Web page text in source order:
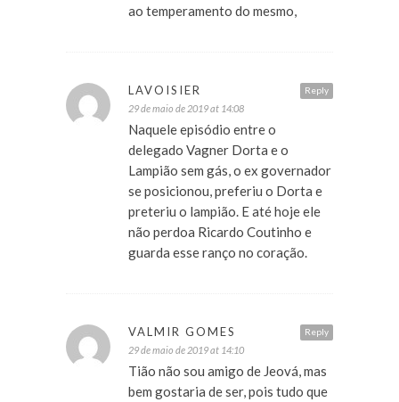
ao temperamento do mesmo,
Reply
LAVOISIER
29 de maio de 2019 at 14:08
Naquele episódio entre o
delegado Vagner Dorta e o
Lampião sem gás, o ex governador
se posicionou, preferiu o Dorta e
preteriu o lampião. E até hoje ele
não perdoa Ricardo Coutinho e
guarda esse ranço no coração.
Reply
VALMIR GOMES
29 de maio de 2019 at 14:10
Tião não sou amigo de Jeová, mas
bem gostaria de ser, pois tudo que